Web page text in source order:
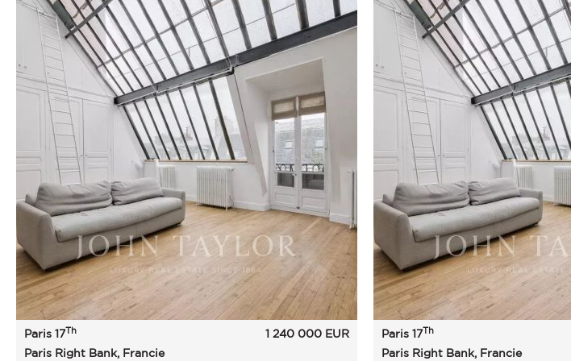
Paris 17Th
Paris Right Bank, Francie
1 240 000 EUR Paris 17Th
Paris Right Bank, Francie